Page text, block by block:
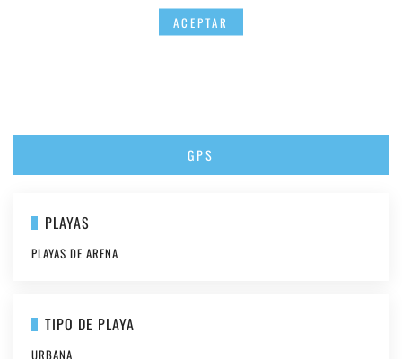
ACEPTAR
GPS
PLAYAS
PLAYAS DE ARENA
TIPO DE PLAYA
URBANA